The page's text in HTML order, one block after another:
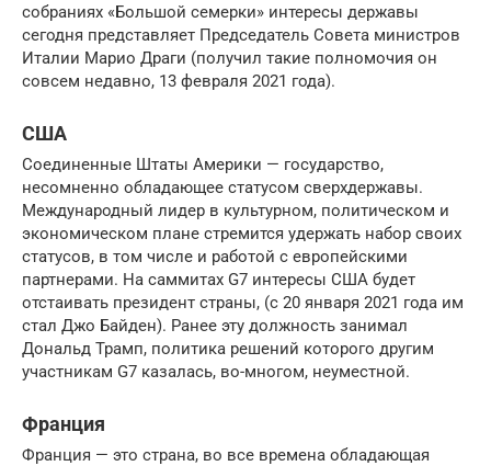
собраниях «Большой семерки» интересы державы
сегодня представляет Председатель Совета министров
Италии Марио Драги (получил такие полномочия он
совсем недавно, 13 февраля 2021 года).
США
Соединенные Штаты Америки — государство,
несомненно обладающее статусом сверхдержавы.
Международный лидер в культурном, политическом и
экономическом плане стремится удержать набор своих
статусов, в том числе и работой с европейскими
партнерами. На саммитах G7 интересы США будет
отстаивать президент страны, (с 20 января 2021 года им
стал Джо Байден). Ранее эту должность занимал
Дональд Трамп, политика решений которого другим
участникам G7 казалась, во-многом, неуместной.
Франция
Франция — это страна, во все времена обладающая